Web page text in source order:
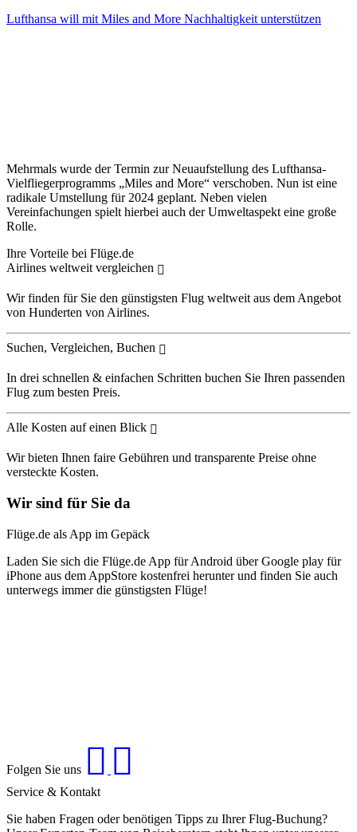
Lufthansa will mit Miles and More Nachhaltigkeit unterstützen
Mehrmals wurde der Termin zur Neuaufstellung des Lufthansa-
Vielfliegerprogramms „Miles and More“ verschoben. Nun ist eine
radikale Umstellung für 2024 geplant. Neben vielen
Vereinfachungen spielt hierbei auch der Umweltaspekt eine große
Rolle.
Ihre Vorteile bei Flüge.de
Airlines weltweit vergleichen
Wir finden für Sie den günstigsten Flug weltweit aus dem Angebot
von Hunderten von Airlines.
Suchen, Vergleichen, Buchen
In drei schnellen & einfachen Schritten buchen Sie Ihren passenden
Flug zum besten Preis.
Alle Kosten auf einen Blick
Wir bieten Ihnen faire Gebühren und transparente Preise ohne
versteckte Kosten.
Wir sind für Sie da
Flüge.de als App im Gepäck
Laden Sie sich die Flüge.de App für Android über Google play für
iPhone aus dem AppStore kostenfrei herunter und finden Sie auch
unterwegs immer die günstigsten Flüge!
Folgen Sie uns
Service & Kontakt
Sie haben Fragen oder benötigen Tipps zu Ihrer Flug-Buchung?